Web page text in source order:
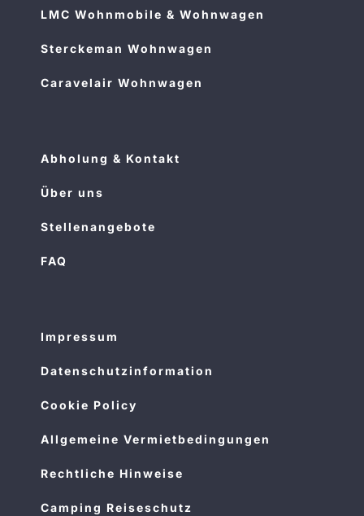
LMC Wohnmobile & Wohnwagen
Sterckeman Wohnwagen
Caravelair Wohnwagen
Abholung & Kontakt
Über uns
Stellenangebote
FAQ
Impressum
Datenschutzinformation
Cookie Policy
Allgemeine Vermietbedingungen
Rechtliche Hinweise
Camping Reiseschutz